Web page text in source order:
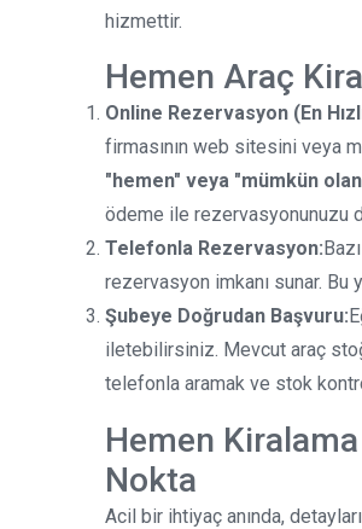
hizmettir.
Hemen Araç
Online Rezervasyon (En
firmasının web sitesini veya
"hemen" veya "mümkün
ödeme ile rezervasyonunuzu
Telefonla Rezervasyon:
rezervasyon imkanı sunar.
Şubeye Doğrudan Başvuru:
iletebilirsiniz. Mevcut araç
telefonla aramak ve stok
Hemen
Nokta
Acil bir ihtiyaç anında,